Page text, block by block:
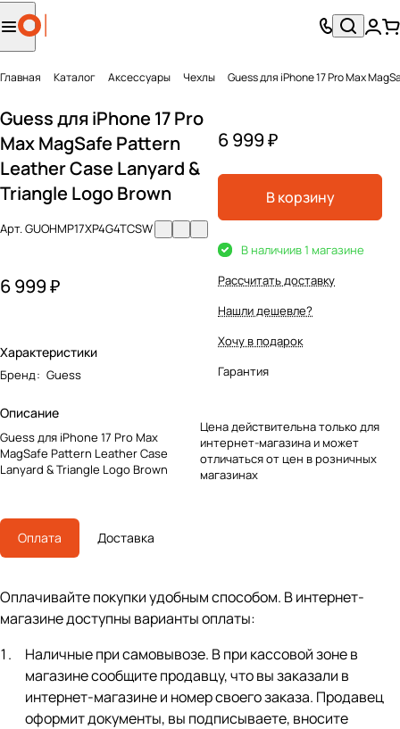
Главная Каталог Аксесcуары Чехлы Guess для iPhone 17 Pro Max
Guess для iPhone 17 Pro
Max MagSafe Pattern
Leather Case Lanyard &
Triangle Logo Brown
Арт.GUOHMP17XP4G4TCSW
6 999 ₽
Характеристики
Бренд: Guess
Описание
Guess для iPhone 17 Pro Max
MagSafe Pattern Leather Case
Lanyard & Triangle Logo Brown
6 999 ₽
В корзину
В наличиив 1 магазине
Рассчитать доставку
Нашли дешевле?
Хочу в подарок
Гарантия
Цена действительна только для
интернет-магазина и может
отличаться от цен в розничных
магазинах
Оплата Доставка
Оплачивайте покупки удобным способом. В интернет-
магазине доступны варианты оплаты:
Наличные при самовывозе. В при кассовой зоне в
магазине сообщите продавцу, что вы заказали в
интернет-магазине и номер своего заказа. Продавец
оформит документы, вы подписываете, вносите